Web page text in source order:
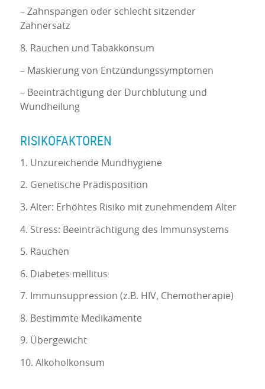
– Zahnspangen oder schlecht sitzender
Zahnersatz
8. Rauchen und Tabakkonsum
– Maskierung von Entzündungssymptomen
– Beeinträchtigung der Durchblutung und
Wundheilung
RISIKOFAKTOREN
1. Unzureichende Mundhygiene
2. Genetische Prädisposition
3. Alter: Erhöhtes Risiko mit zunehmendem Alter
4. Stress: Beeinträchtigung des Immunsystems
5. Rauchen
6. Diabetes mellitus
7. Immunsuppression (z.B. HIV, Chemotherapie)
8. Bestimmte Medikamente
9. Übergewicht
10. Alkoholkonsum